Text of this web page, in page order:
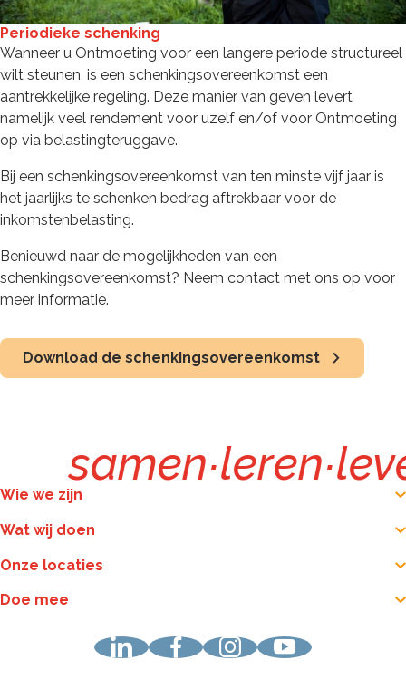
Periodieke schenking
Wanneer u Ontmoeting voor een langere periode structureel
wilt steunen, is een schenkingsovereenkomst een
aantrekkelijke regeling. Deze manier van geven levert
namelijk veel rendement voor uzelf en/of voor Ontmoeting
op via belastingteruggave.
Bij een schenkingsovereenkomst van ten minste vijf jaar is
het jaarlijks te schenken bedrag aftrekbaar voor de
inkomstenbelasting.
Benieuwd naar de mogelijkheden van een
schenkingsovereenkomst? Neem contact met ons op voor
meer informatie.
Download de schenkingsovereenkomst
samen∙leren∙
Wie we zijn
Wat wij doen
Onze locaties
Doe mee